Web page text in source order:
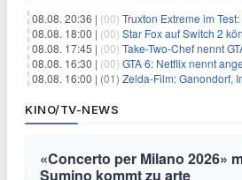
08.08. 20:36 | (00) Truxton Extreme im Test: Dieser
08.08. 18:00 | (00) Star Fox auf Switch 2
08.08. 17:45 | (00) Take-Two-Chef nennt GTA 6 für 80
08.08. 16:30 | (00) GTA 6: Netflix nennt angeblich
08.08. 16:00 | (01) Zelda-Film: Ganondorf, Impa und
KINO/TV-NEWS
«Concerto per Milano 2026»
Sumino kommt zu arte